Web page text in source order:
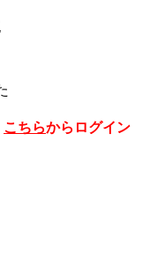
こちらからログイン